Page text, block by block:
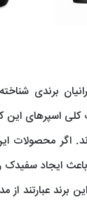
برندی
اسپرهای این
اگر محصولات
ایجاد